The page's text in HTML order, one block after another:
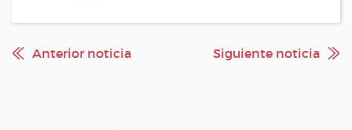
Anterior noticia Siguiente noticia